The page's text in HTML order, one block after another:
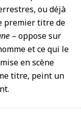
ou déjà
premier titre de
– oppose sur
et ce qui le
en scène
titre, peint un